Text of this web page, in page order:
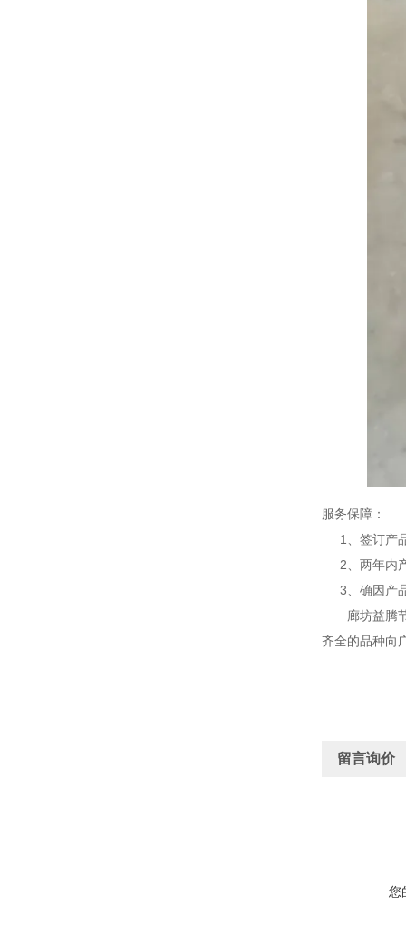
服务保障：
1、签订产
2、两年内产
3、确因产品
廊坊益腾节
齐全的品种向
留言询价
您